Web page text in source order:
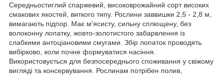
Середньостиглий спаржевий, високоврожайний сорт високих
смакових якостей, виткого типу. Рослини заввишки 2,5 - 2,8 м,
вимагають підпор. Має м'ясисту, сильну сплющену, без
волоконну лопатку, жовто-золотистого забарвлення із
слабкими антоціановими смугами. Збір лопаток проводять
вибірково, коли почне формуватися насіння.
Використовується для безпосереднього споживання у свіжому
вигляді та консервування. Рослинам потрібен полив,